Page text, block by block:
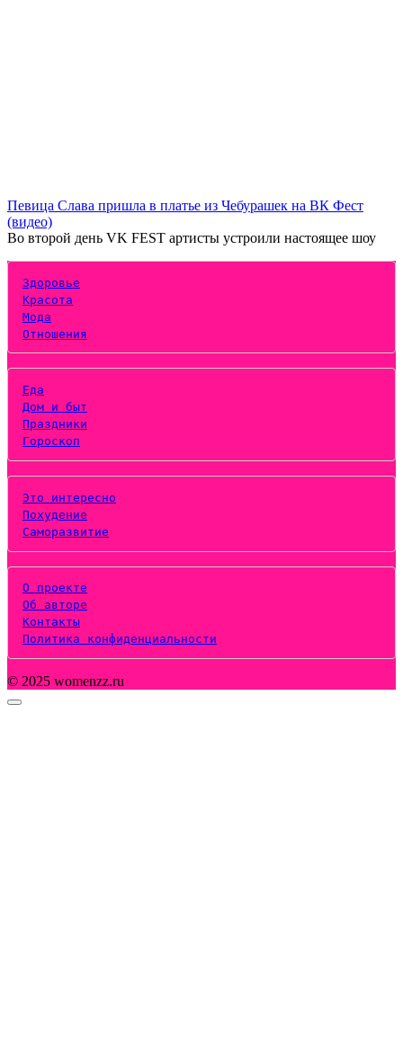
Певица Слава пришла в платье из Чебурашек на ВК Фест
(видео)
Во второй день VK FEST артисты устроили настоящее шоу
Здоровье
Красота
Мода
Отношения
Еда
Дом и быт
Праздники
Гороскоп
Это интересно
Похудение
Саморазвитие
О проекте
Об авторе
Контакты
Политика конфиденциальности
© 2025 womenzz.ru